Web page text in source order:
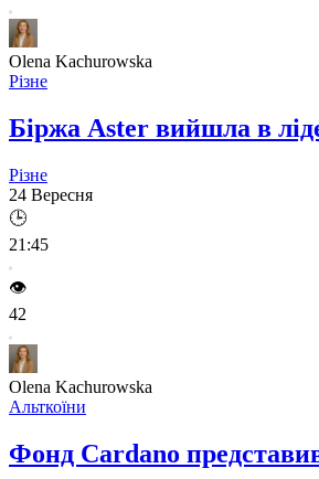
Olena Kachurowska
Різне
Біржа Aster вийшла в
Різне
24 Вересня
🕒
21:45
👁️
42
Olena Kachurowska
Альткоїни
Фонд Cardano